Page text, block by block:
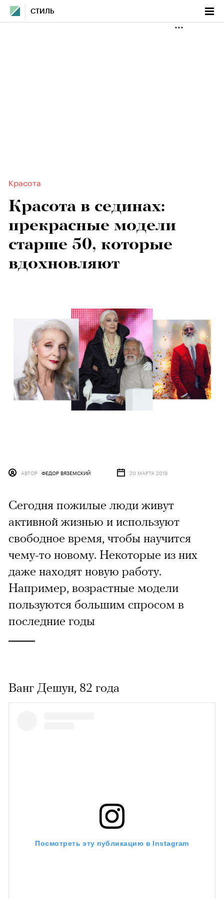
СТИЛЬ
Красота
Красота в сединах:
прекрасные модели
старше 50, которые
вдохновляют
АВТОР ФЕДОР ВЯЗЕМСКИЙ 20 МАРТА 2019
Сегодня пожилые люди живут
активной жизнью и используют
свободное время, чтобы научится
чему-то новому. Некоторые из них
даже находят новую работу.
Например, возрастные модели
пользуются большим спросом в
последние годы
Ванг Дешун, 82 года
Посмотреть эту публикацию в Instagram